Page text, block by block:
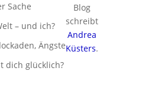
Sache
– und ich?
Ängste
dich glücklich?
Blog
schreibt
Andrea
Küsters.